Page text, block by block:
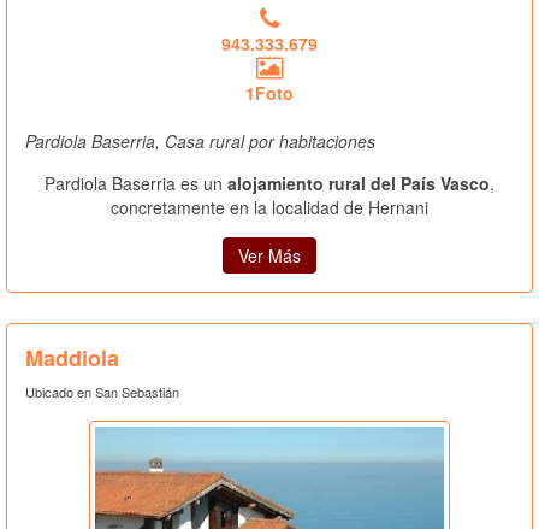
943.333.679
1Foto
Pardiola Baserria, Casa rural por habitaciones
Pardiola Baserria es un alojamiento rural del País Vasco,
concretamente en la localidad de Hernani
Ver Más
Maddiola
Ubicado en San Sebastián